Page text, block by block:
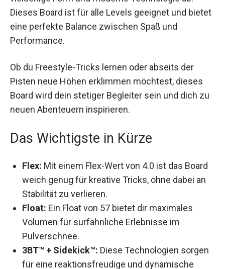
Dieses Board ist für alle Levels geeignet und
bietet eine perfekte Balance zwischen Spaß und
Performance.
Ob du Freestyle-Tricks lernen oder abseits der
Pisten neue Höhen erklimmen möchtest, dieses
Board wird dein stetiger Begleiter sein und dich
zu neuen Abenteuern inspirieren.
Das Wichtigste in Kürze
Flex: Mit einem Flex-Wert von 4.0 ist das
Board weich genug für kreative Tricks, ohne
dabei an Stabilität zu verlieren.
Float: Ein Float von 57 bietet dir maximales
Volumen für surfähnliche Erlebnisse im
Pulverschnee.
3BT™ + Sidekick™: Diese Technologien
sorgen für eine reaktionsfreudige und